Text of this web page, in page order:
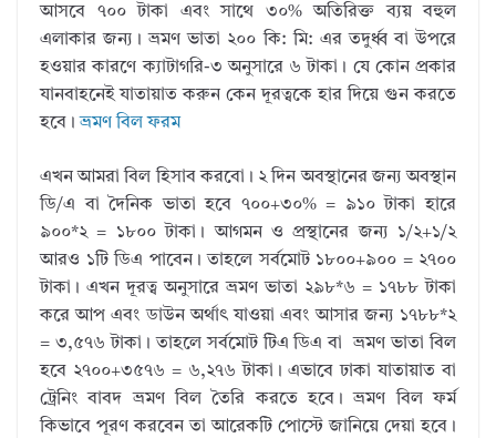
আসবে ৭০০ টাকা এবং সাথে ৩০% অতিরিক্ত ব্যয় বহুল
এলাকার জন্য। ভ্রমণ ভাতা ২০০ কি: মি: এর তদুর্ধ্ব বা উপরে
হওয়ার কারণে ক্যাটাগরি-৩ অনুসারে ৬ টাকা। যে কোন প্রকার
যানবাহনেই যাতায়াত করুন কেন দূরত্বকে হার দিয়ে গুন করতে
হবে।ভ্রমণ বিল ফরম
এখন আমরা বিল হিসাব করবো। ২ দিন অবস্থানের জন্য অবস্থান
ডি/এ বা দৈনিক ভাতা হবে ৭০০+৩০% = ৯১০ টাকা হারে
৯০০*২ = ১৮০০ টাকা। আগমন ও প্রস্থানের জন্য ১/২+১/২
আরও ১টি ডিএ পাবেন। তাহলে সর্বমোট ১৮০০+৯০০ = ২৭০০
টাকা। এখন দূরত্ব অনুসারে ভ্রমণ ভাতা ২৯৮*৬ = ১৭৮৮ টাকা
করে আপ এবং ডাউন অর্থাৎ যাওয়া এবং আসার জন্য ১৭৮৮*২
= ৩,৫৭৬ টাকা। তাহলে সর্বমোট টিএ ডিএ বা ভ্রমণ ভাতা বিল
হবে ২৭০০+৩৫৭৬ = ৬,২৭৬ টাকা। এভাবে ঢাকা যাতায়াত বা
ট্রেনিং বাবদ ভ্রমণ বিল তৈরি করতে হবে। ভ্রমণ বিল ফর্ম
কিভাবে পূরণ করবেন তা আরেকটি পোস্টে জানিয়ে দেয়া হবে।